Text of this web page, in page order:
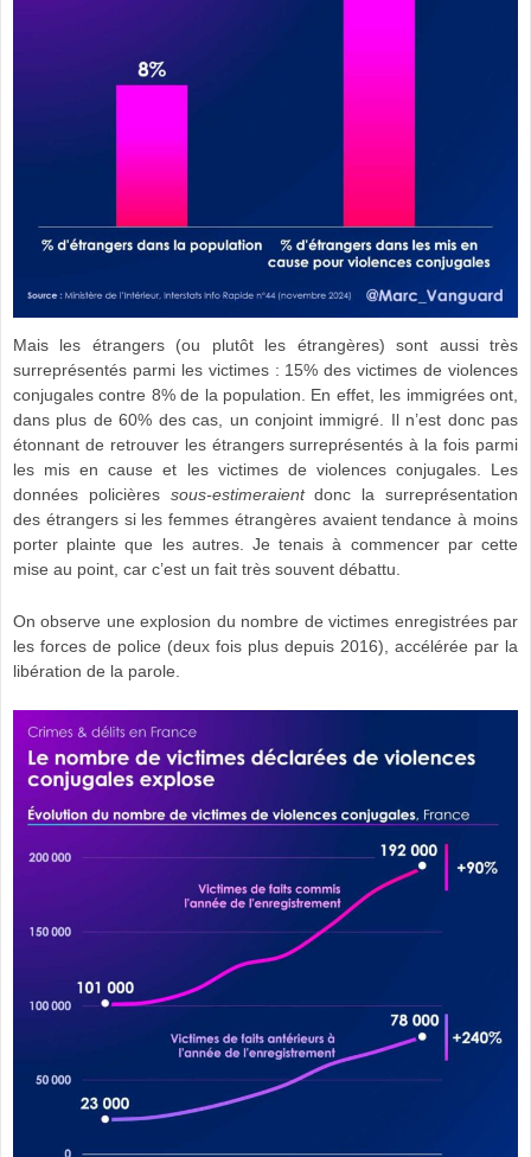
Mais les étrangers (ou plutôt les étrangères) sont aussi très
surreprésentés parmi les victimes : 15% des victimes de violences
conjugales contre 8% de la population. En effet, les immigrées ont,
dans plus de 60% des cas, un conjoint immigré. Il n’est donc pas
étonnant de retrouver les étrangers surreprésentés à la fois parmi
les mis en cause et les victimes de violences conjugales. Les
données policières sous-estimeraientdonc la surreprésentation
des étrangers si les femmes étrangères avaient tendance à moins
porter plainte que les autres. Je tenais à commencer par cette
mise au point, car c’est un fait très souvent débattu.
On observe une explosion du nombre de victimes enregistrées par
les forces de police (deux fois plus depuis 2016), accélérée par la
libération de la parole.